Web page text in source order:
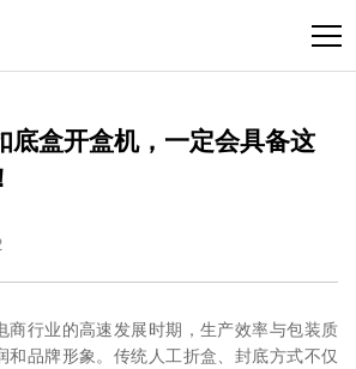
底盒开盒机，一定会具备这
商行业的高速发展时期，生产效率与包装质
和品牌形象。传统人工折盒、封底方式不仅